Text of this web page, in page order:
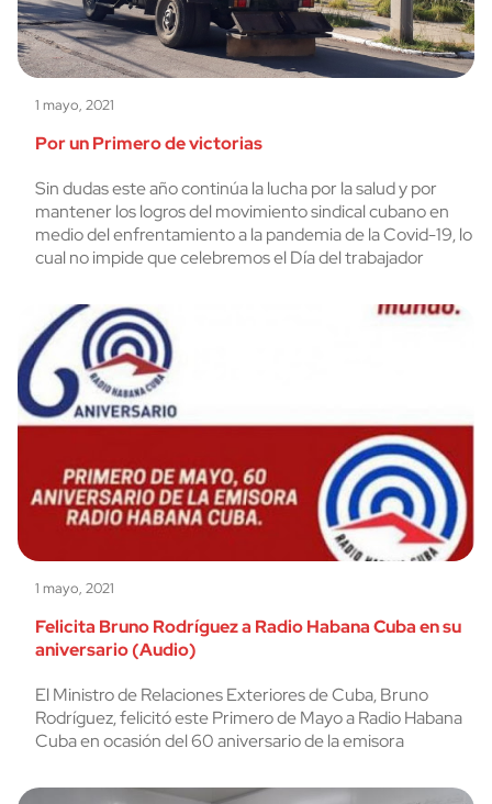
1 mayo, 2021
Por un Primero de victorias
Sin dudas este año continúa la lucha por la salud y por
mantener los logros del movimiento sindical cubano en
medio del enfrentamiento a la pandemia de la Covid-19, lo
cual no impide que celebremos el Día del trabajador
1 mayo, 2021
Felicita Bruno Rodríguez a Radio Habana Cuba en su
aniversario (Audio)
El Ministro de Relaciones Exteriores de Cuba, Bruno
Rodríguez, felicitó este Primero de Mayo a Radio Habana
Cuba en ocasión del 60 aniversario de la emisora